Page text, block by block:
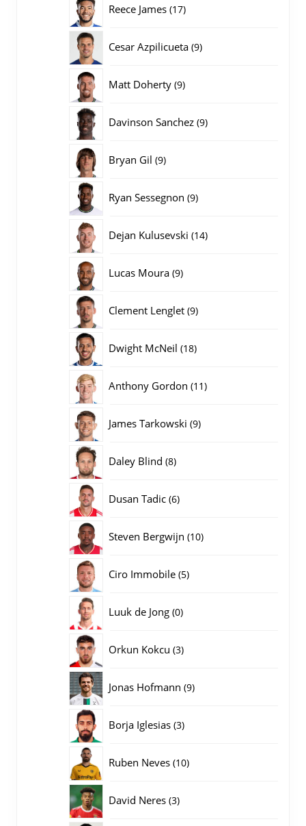
Reece James 1717
Cesar Azpilicueta 99
Matt Doherty 99
Davinson Sanchez 99
Bryan Gil 99
Ryan Sessegnon 99
Dejan Kulusevski 1414
Lucas Moura 99
Clement Lenglet 99
Dwight McNeil 1818
Anthony Gordon 1111
James Tarkowski 99
Daley Blind 88
Dusan Tadic 66
Steven Bergwijn 1010
Ciro Immobile 55
Luuk de Jong 00
Orkun Kokcu 33
Jonas Hofmann 99
Borja Iglesias 33
Ruben Neves 1010
David Neres 33